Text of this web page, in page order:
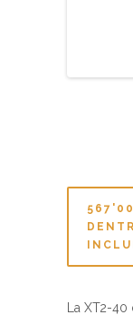
La XT2-
impresora